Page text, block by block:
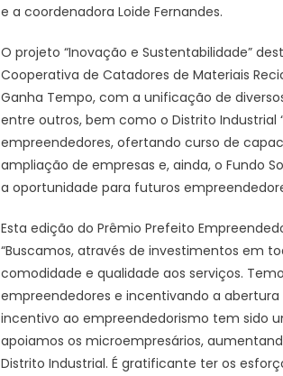
e a coordenadora Loide Fernandes.
O projeto “Inovação e Sustentabilidade”
Cooperativa de Catadores de Materiais
Ganha Tempo, com a unificação de
entre outros, bem como o Distrito Industrial
empreendedores, ofertando curso de
ampliação de empresas e, ainda, o Fundo
a oportunidade para futuros
Esta edição do Prêmio Prefeito
“Buscamos, através de investimentos em
comodidade e qualidade aos serviços.
empreendedores e incentivando a
incentivo ao empreendedorismo tem sido
apoiamos os microempresários,
Distrito Industrial. É gratificante ter os